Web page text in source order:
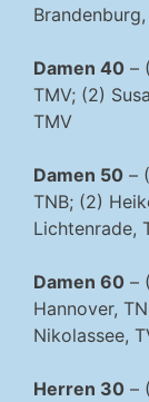
Damen 40 –
TMV; (2)
TMV
Damen 50 –
TNB; (2)
Lichtenrade,
Damen 60 –
Hannover,
Nikolassee,
Herren 30 –